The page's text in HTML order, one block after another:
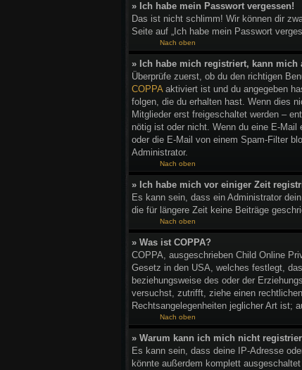
» Ich habe mein Passwort vergessen!
Das ist nicht schlimm! Wir können dir
Seite auf „Ich habe mein Passwort
Nach oben
» Ich habe mich registriert, kann mich
Überprüfe zuerst, ob du den richtigen
COPPAaktiviert ist und du angegeben
folgen, die du erhalten hast. Wenn dies
Mitglieder erst freigeschaltet werden –
nötig ist oder nicht. Wenn du eine E-
oder die E-Mail von einem Spam-Filter
Administrator.
Nach oben
» Ich habe mich vor einiger Zeit
Es kann sein, dass ein Administrator
die für längere Zeit keine Beiträge
Nach oben
» Was ist COPPA?
COPPA, ausgeschrieben Child Online
Gesetz in den USA, welches festlegt,
beziehungsweise des oder der
versuchst, zutrifft, ziehe einen
Rechtsangelegenheiten jeglicher Art ist;
Nach oben
» Warum kann ich mich nicht
Es kann sein, dass deine IP-Adresse
könnte außerdem komplett